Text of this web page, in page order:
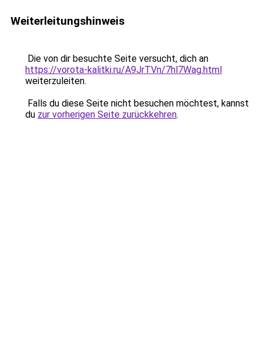
Weiterleitungshinweis
Die von dir besuchte Seite versucht, dich an
https://vorota-kalitki.ru/A9JrTVn/7hl7Wag.html
weiterzuleiten.
Falls du diese Seite nicht besuchen möchtest, kannst
du zur vorherigen Seite zurückkehren.